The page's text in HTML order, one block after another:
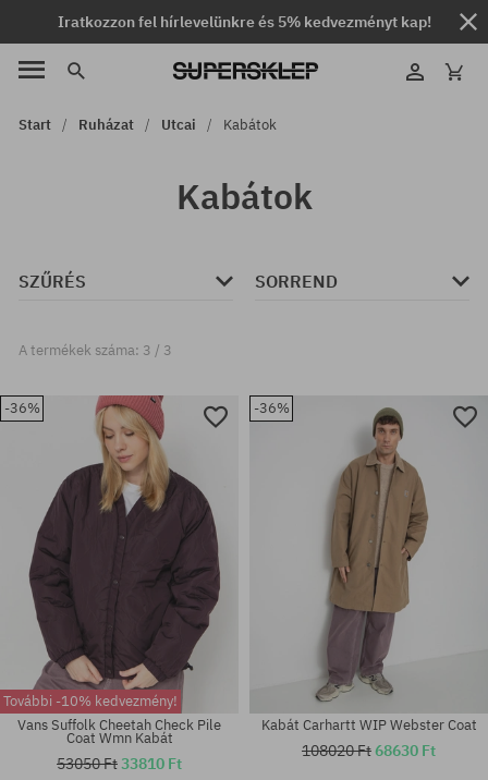
Iratkozzon fel hírlevelünkre és 5% kedvezményt kap!
Start Ruházat Utcai Kabátok
Kabátok
SZŰRÉS SORREND
A termékek száma: 3 / 3
-36%
További -10% kedvezmény!
Vans Suffolk Cheetah Check Pile
Coat Wmn Kabát
53050 Ft33810 Ft
-36%
Kabát Carhartt WIP Webster Coat
108020 Ft68630 Ft